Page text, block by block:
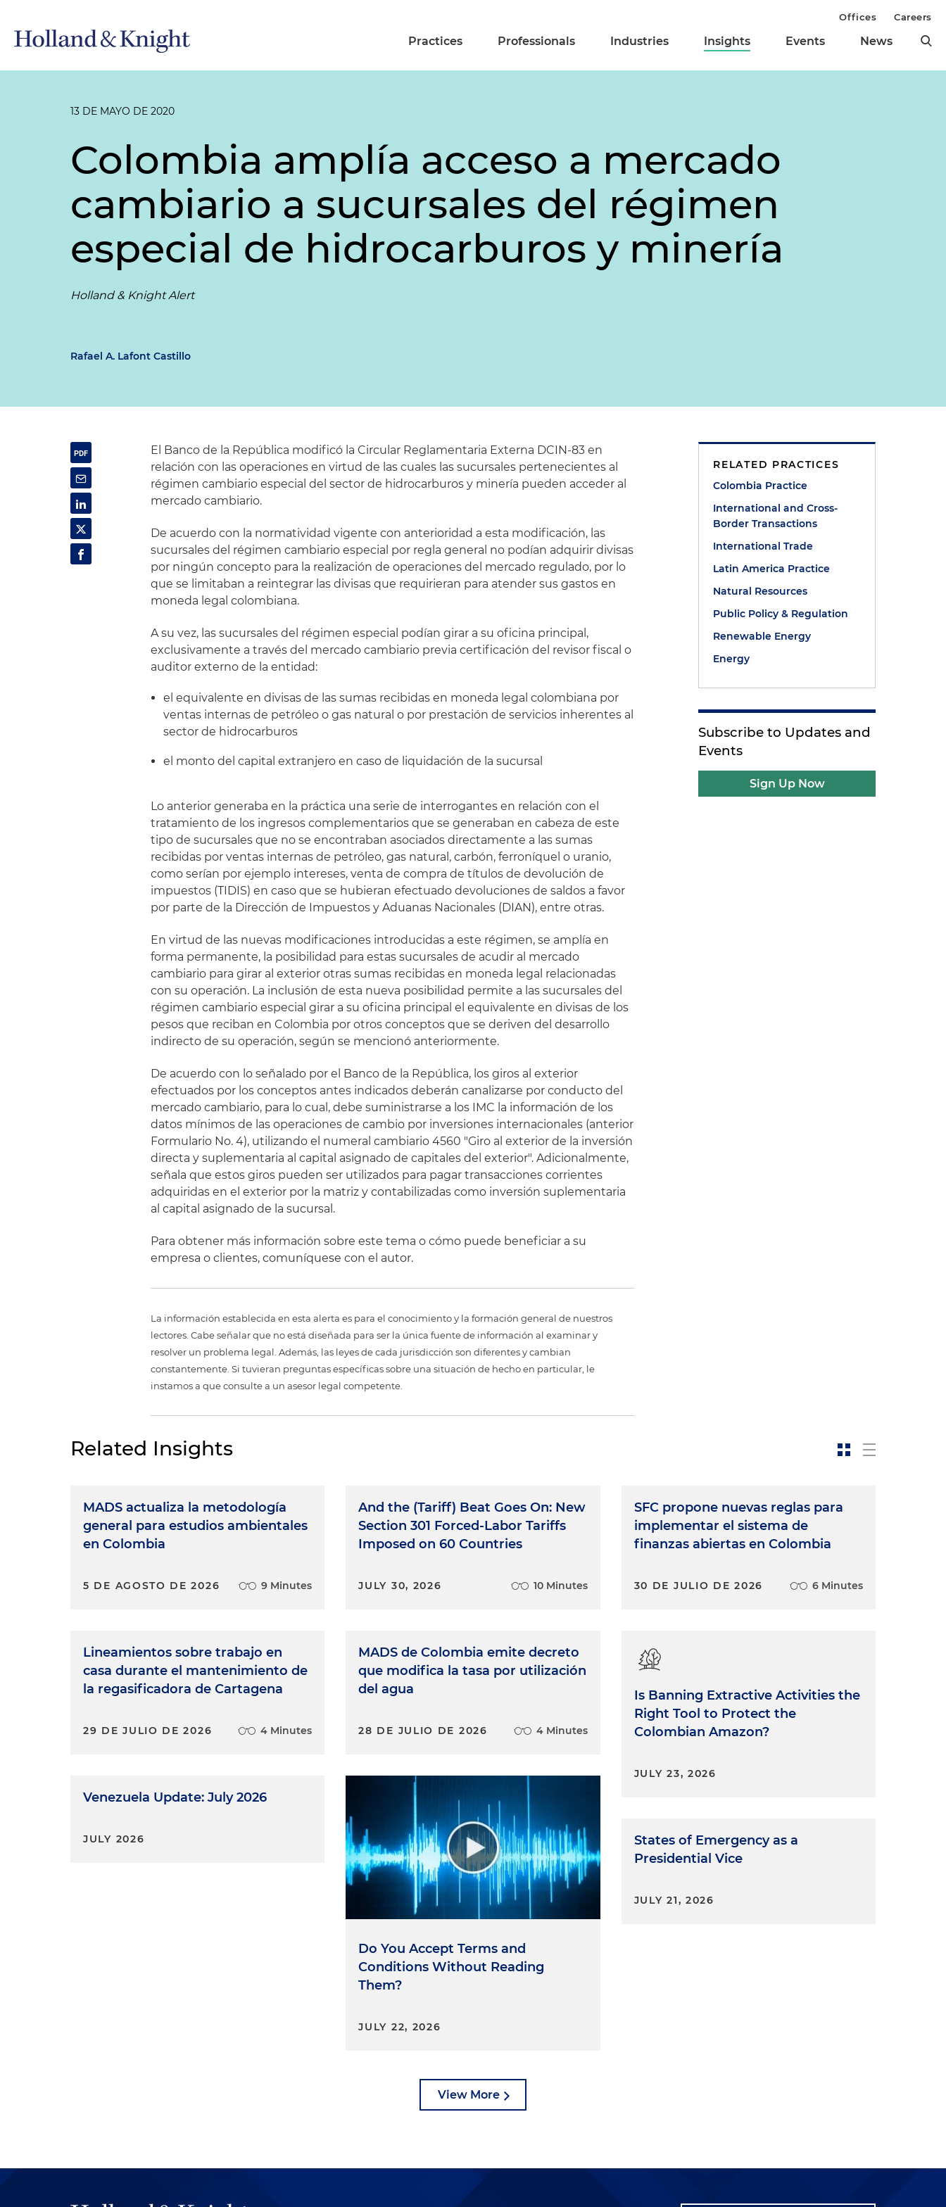
Practices Professionals Industries Insights Events News
Offices Careers
13 DE MAYO DE 2020
Colombia amplía acceso a mercado
cambiario a sucursales del régimen
especial de hidrocarburos y minería
Holland & Knight Alert
Rafael A. Lafont Castillo
El Banco de la República modificó la Circular Reglamentaria Externa DCIN-83 en
relación con las operaciones en virtud de las cuales las sucursales pertenecientes al
régimen cambiario especial del sector de hidrocarburos y minería pueden acceder al
mercado cambiario.
De acuerdo con la normatividad vigente con anterioridad a esta modificación, las
sucursales del régimen cambiario especial por regla general no podían adquirir divisas
por ningún concepto para la realización de operaciones del mercado regulado, por lo
que se limitaban a reintegrar las divisas que requirieran para atender sus gastos en
moneda legal colombiana.
A su vez, las sucursales del régimen especial podían girar a su oficina principal,
exclusivamente a través del mercado cambiario previa certificación del revisor fiscal o
auditor externo de la entidad:
el equivalente en divisas de las sumas recibidas en moneda legal colombiana por
ventas internas de petróleo o gas natural o por prestación de servicios inherentes al
sector de hidrocarburos
el monto del capital extranjero en caso de liquidación de la sucursal
Lo anterior generaba en la práctica una serie de interrogantes en relación con el
tratamiento de los ingresos complementarios que se generaban en cabeza de este
tipo de sucursales que no se encontraban asociados directamente a las sumas
recibidas por ventas internas de petróleo, gas natural, carbón, ferroníquel o uranio,
como serían por ejemplo intereses, venta de compra de títulos de devolución de
impuestos (TIDIS) en caso que se hubieran efectuado devoluciones de saldos a favor
por parte de la Dirección de Impuestos y Aduanas Nacionales (DIAN), entre otras.
En virtud de las nuevas modificaciones introducidas a este régimen, se amplía en
forma permanente, la posibilidad para estas sucursales de acudir al mercado
cambiario para girar al exterior otras sumas recibidas en moneda legal relacionadas
con su operación. La inclusión de esta nueva posibilidad permite a las sucursales del
régimen cambiario especial girar a su oficina principal el equivalente en divisas de los
pesos que reciban en Colombia por otros conceptos que se deriven del desarrollo
indirecto de su operación, según se mencionó anteriormente.
De acuerdo con lo señalado por el Banco de la República, los giros al exterior
efectuados por los conceptos antes indicados deberán canalizarse por conducto del
mercado cambiario, para lo cual, debe suministrarse a los IMC la información de los
datos mínimos de las operaciones de cambio por inversiones internacionales (anterior
Formulario No. 4), utilizando el numeral cambiario 4560 "Giro al exterior de la inversión
directa y suplementaria al capital asignado de capitales del exterior". Adicionalmente,
señala que estos giros pueden ser utilizados para pagar transacciones corrientes
adquiridas en el exterior por la matriz y contabilizadas como inversión suplementaria
al capital asignado de la sucursal.
Para obtener más información sobre este tema o cómo puede beneficiar a su
empresa o clientes, comuníquese con el autor.
La información establecida en esta alerta es para el conocimiento y la formación general de nuestros
lectores. Cabe señalar que no está diseñada para ser la única fuente de información al examinar y
resolver un problema legal. Además, las leyes de cada jurisdicción son diferentes y cambian
constantemente. Si tuvieran preguntas específicas sobre una situación de hecho en particular, le
instamos a que consulte a un asesor legal competente.
RELATED PRACTICES
Colombia Practice
International and Cross-
Border Transactions
International Trade
Latin America Practice
Natural Resources
Public Policy & Regulation
Renewable Energy
Energy
Subscribe to Updates and
Events
Sign Up Now
Related Insights
MADS actualiza la metodología
general para estudios ambientales
en Colombia
5 DE AGOSTO DE 2026 9 Minutes
Lineamientos sobre trabajo en
casa durante el mantenimiento de
la regasificadora de Cartagena
29 DE JULIO DE 2026 4 Minutes
Venezuela Update: July 2026
JULY 2026
And the (Tariff) Beat Goes On: New
Section 301 Forced-Labor Tariffs
Imposed on 60 Countries
JULY 30, 2026 10 Minutes
MADS de Colombia emite decreto
que modifica la tasa por utilización
del agua
28 DE JULIO DE 2026 4 Minutes
Do You Accept Terms and
Conditions Without Reading
Them?
JULY 22, 2026
SFC propone nuevas reglas para
implementar el sistema de
finanzas abiertas en Colombia
30 DE JULIO DE 2026 6 Minutes
Is Banning Extractive Activities the
Right Tool to Protect the
Colombian Amazon?
JULY 23, 2026
States of Emergency as a
Presidential Vice
JULY 21, 2026
View More